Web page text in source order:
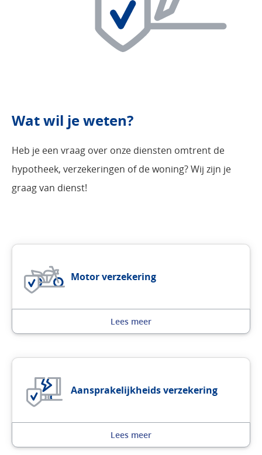
Wat wil je weten?
Heb je een vraag over onze diensten omtrent de
hypotheek, verzekeringen of de woning? Wij zijn je
graag van dienst!
Motor verzekering
Lees meer
Aansprakelijkheids verzekering
Lees meer